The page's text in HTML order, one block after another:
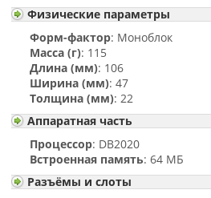
Физические параметры
Форм-фактор: Моноблок
Масса (г): 115
Длина (мм): 106
Ширина (мм): 47
Толщина (мм): 22
Аппаратная часть
Процессор: DB2020
Встроенная память: 64 МБ
Разъёмы и слоты